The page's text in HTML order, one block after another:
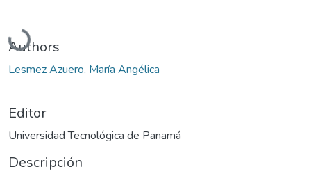
Cargando...
Authors
Lesmez Azuero, María Angélica
Editor
Universidad Tecnológica de Panamá
Descripción